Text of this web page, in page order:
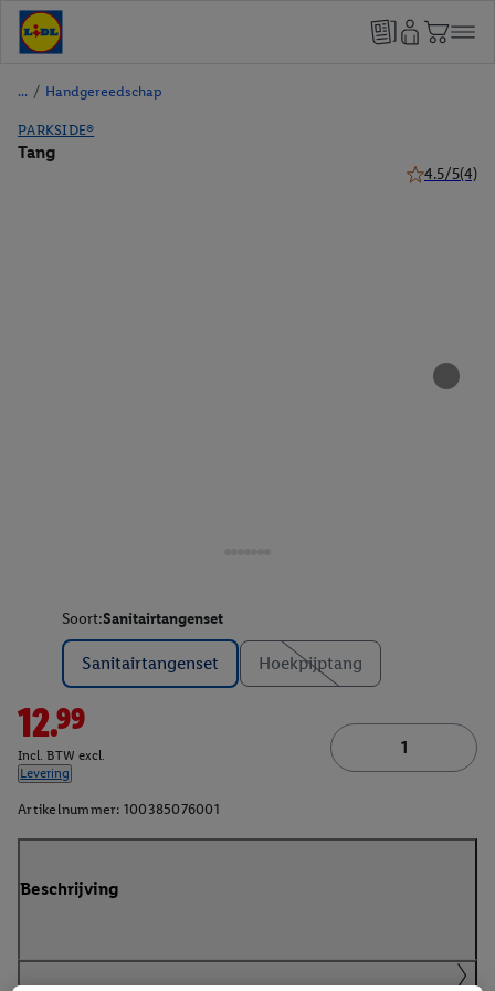
/ Handgereedschap
PARKSIDE®
Tang
4.5/5(4)
Soort:Sanitairtangenset
Sanitairtangenset Hoekpijptang
12.99
Incl. BTW excl.
Levering
Artikelnummer: 100385076001
Beschrijving